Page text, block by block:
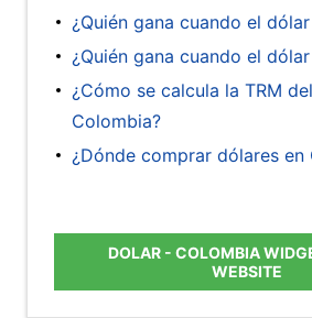
¿Quién gana cuando el
¿Quién gana cuando el
¿Cómo se calcula la TRM
Colombia?
¿Dónde comprar dólares en
DOLAR - COLOMBIA
WEBSITE